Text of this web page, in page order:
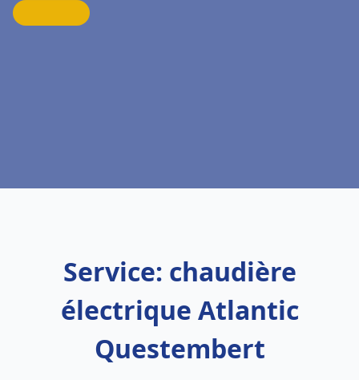
Service: chaudière
électrique Atlantic
Questembert